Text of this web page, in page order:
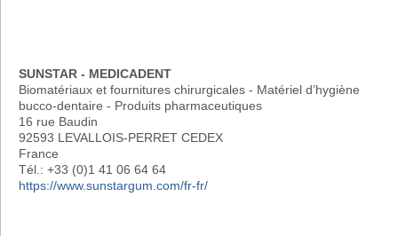
SUNSTAR - MEDICADENT
Biomatériaux et fournitures chirurgicales - Matériel d’hygiène
bucco-dentaire - Produits pharmaceutiques
16 rue Baudin
92593 LEVALLOIS-PERRET CEDEX
France
Tél.: +33 (0)1 41 06 64 64
https://www.sunstargum.com/fr-fr/